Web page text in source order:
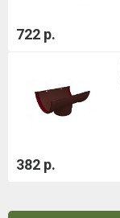
722 р.
382 р.